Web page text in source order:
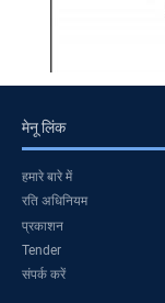
मेनू लिंक
हमारे बारे में
रति अधिनियम
प्रकाशन
Tender
संपर्क करें